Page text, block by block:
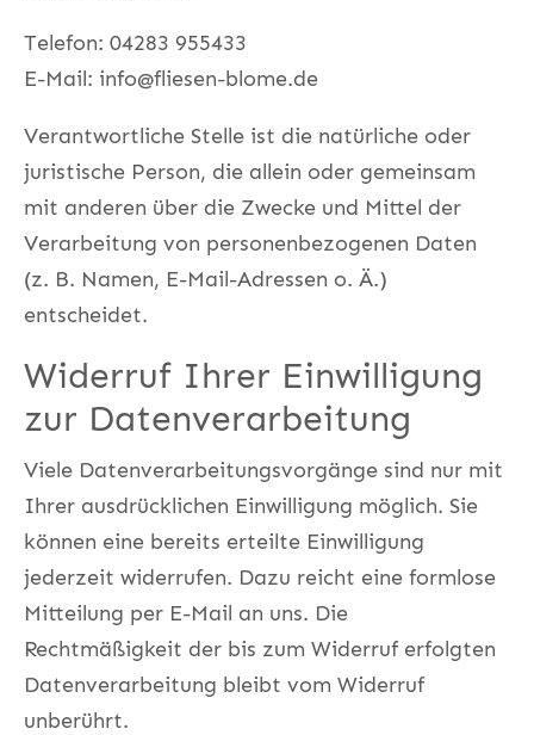
Telefon: 04283 955433
E-Mail: info@fliesen-blome.de
Verantwortliche Stelle ist die natürliche oder
juristische Person, die allein oder gemeinsam
mit anderen über die Zwecke und Mittel der
Verarbeitung von personenbezogenen Daten
(z. B. Namen, E-Mail-Adressen o. Ä.)
entscheidet.
Widerruf Ihrer Einwilligung
zur Datenverarbeitung
Viele Datenverarbeitungsvorgänge sind nur mit
Ihrer ausdrücklichen Einwilligung möglich. Sie
können eine bereits erteilte Einwilligung
jederzeit widerrufen. Dazu reicht eine formlose
Mitteilung per E-Mail an uns. Die
Rechtmäßigkeit der bis zum Widerruf erfolgten
Datenverarbeitung bleibt vom Widerruf
unberührt.